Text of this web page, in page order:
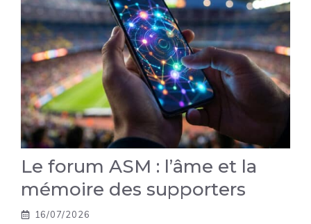
Le forum ASM : l’âme et la
mémoire des supporters
16/07/2026